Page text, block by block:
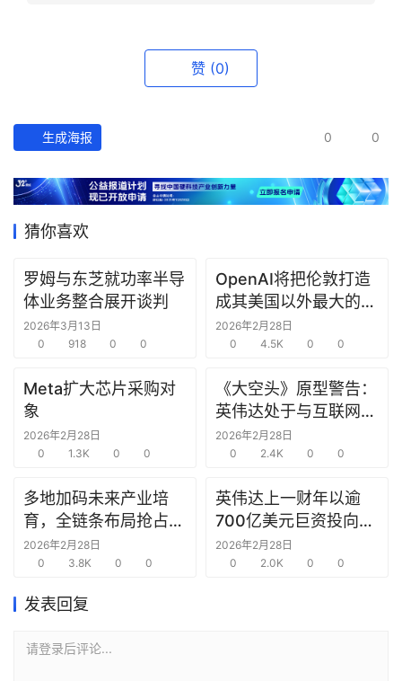
产
经
数
据
研
创
投
商
机
圈
赞 (0)
生成海报 0 0
猜你喜欢
罗姆与东芝就功率半导
体业务整合展开谈判
2026年3月13日
0
918 0 0
OpenAI将把伦敦打造
成其美国以外最大的研
究中心
2026年2月28日
0
4.5K 0 0
Meta扩大芯片采购对
象
2026年2月28日
0
1.3K 0 0
《大空头》原型警告：
英伟达处于与互联网泡
沫时期思科同样的“危
险境地”
2026年2月28日
0
2.4K 0 0
多地加码未来产业培
育，全链条布局抢占新
赛道先机
2026年2月28日
0
3.8K 0 0
英伟达上一财年以逾
700亿美元巨资投向合
作方，竭力巩固AI芯片
需求
2026年2月28日
0
2.0K 0 0
发表回复
请登录后评论...